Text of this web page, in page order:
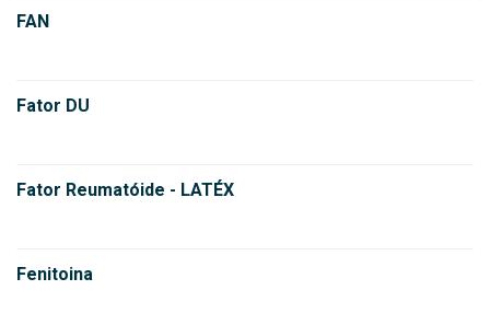
FAN
Fator DU
Fator Reumatóide - LATÉX
Fenitoina